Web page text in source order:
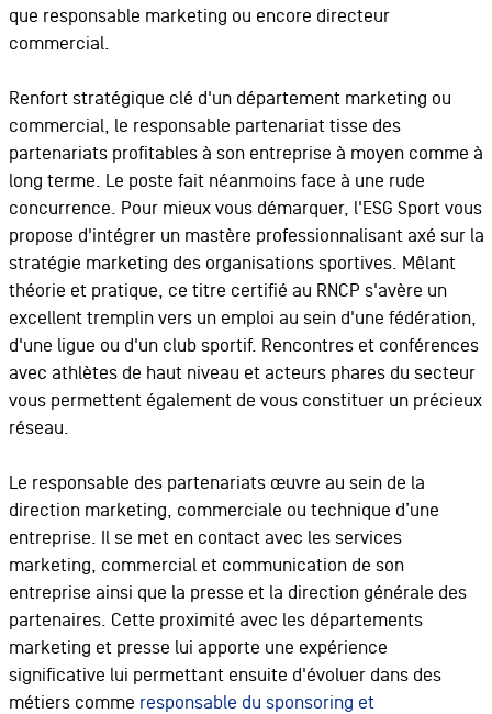
que responsable marketing ou encore directeur
commercial.
Renfort stratégique clé d'un département marketing ou
commercial, le responsable partenariat tisse des
partenariats profitables à son entreprise à moyen comme à
long terme. Le poste fait néanmoins face à une rude
concurrence. Pour mieux vous démarquer, l'ESG Sport vous
propose d'intégrer un mastère professionnalisant axé sur la
stratégie marketing des organisations sportives. Mêlant
théorie et pratique, ce titre certifié au RNCP s'avère un
excellent tremplin vers un emploi au sein d'une fédération,
d'une ligue ou d'un club sportif. Rencontres et conférences
avec athlètes de haut niveau et acteurs phares du secteur
vous permettent également de vous constituer un précieux
réseau.
Le responsable des partenariats œuvre au sein de la
direction marketing, commerciale ou technique d’une
entreprise. Il se met en contact avec les services
marketing, commercial et communication de son
entreprise ainsi que la presse et la direction générale des
partenaires. Cette proximité avec les départements
marketing et presse lui apporte une expérience
significative lui permettant ensuite d'évoluer dans des
métiers comme responsable du sponsoring et